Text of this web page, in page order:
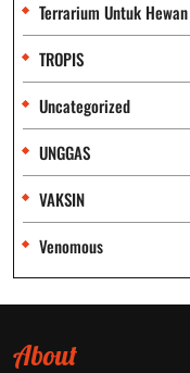
Terrarium Untuk
TROPIS
Uncategorized
UNGGAS
VAKSIN
Venomous
About